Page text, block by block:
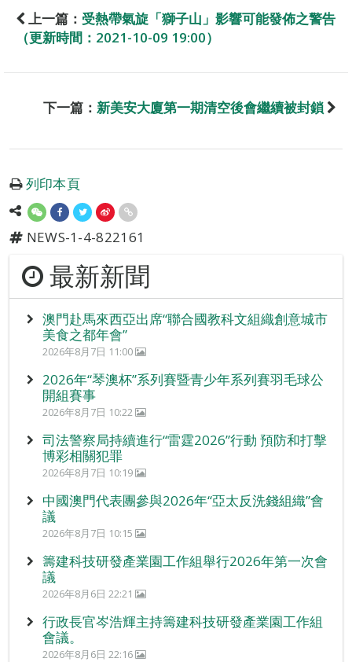
上一篇： 受熱帶氣旋「獅子山」影響可能發佈之警告
（更新時間：2021-10-09 19:00）
下一篇： 新美安大廈第一期清空後會繼續被封鎖
列印本頁
NEWS-1-4-822161
最新新聞
澳門赴馬來西亞出席“聯合國教科文組織創意城市
美食之都年會”
2026年8月7日 11:00
2026年“琴澳杯”系列賽暨青少年系列賽羽毛球公
開組賽事
2026年8月7日 10:22
司法警察局持續進行“雷霆2026”行動 預防和打擊
博彩相關犯罪
2026年8月7日 10:19
中國澳門代表團參與2026年“亞太反洗錢組織”會
議
2026年8月7日 10:15
籌建科技研發產業園工作組舉行2026年第一次會
議
2026年8月6日 22:21
行政長官岑浩輝主持籌建科技研發產業園工作組
會議。
2026年8月6日 22:16